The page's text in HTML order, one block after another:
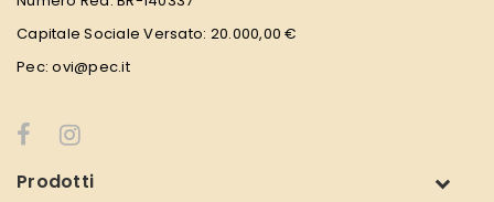
Capitale Sociale Versato: 20.000,00 €
Pec: ovi@pec.it
Prodotti